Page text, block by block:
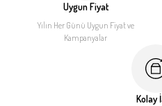
Uygun Fiyat
Yılın Her Günü Uygun Fiyatve
Kampanyalar
Kolay